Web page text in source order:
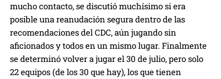
mucho contacto, se discutió muchísimo si era
posible una reanudación segura dentro de las
recomendaciones del CDC, aún jugando sin
aficionados y todos en un mismo lugar. Finalmente
se determinó volver a jugar el 30 de julio, pero solo
22 equipos (de los 30 que hay), los que tienen